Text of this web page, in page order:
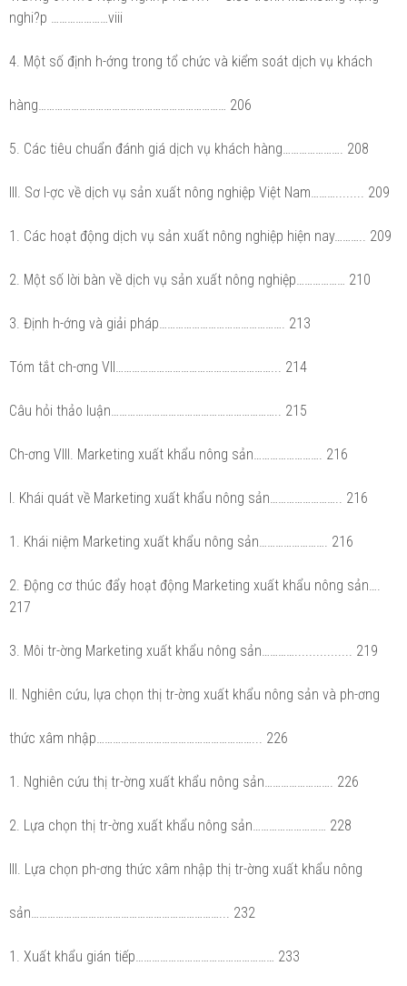
nghi?p …………………viii
4. Một số định h-ớng trong tổ chức và kiểm soát dịch vụ khách
hàng…………………………………………………………… 206
5. Các tiêu chuẩn đánh giá dịch vụ khách hàng…………………. 208
III. Sơ l-ợc về dịch vụ sản xuất nông nghiệp Việt Nam………........ 209
1. Các hoạt động dịch vụ sản xuất nông nghiệp hiện nay……….. 209
2. Một số lời bàn về dịch vụ sản xuất nông nghiệp……………… 210
3. Định h-ớng và giải pháp………………………………………. 213
Tóm tắt ch-ơng VII…………………………………………………... 214
Câu hỏi thảo luận…………………………………………………….. 215
Ch-ơng VIII. Marketing xuất khẩu nông sản……………………. 216
I. Khái quát về Marketing xuất khẩu nông sản…………………….. 216
1. Khái niệm Marketing xuất khẩu nông sản……………………. 216
2. Động cơ thúc đẩy hoạt động Marketing xuất khẩu nông sản….
217
3. Môi tr-ờng Marketing xuất khẩu nông sản…………................ 219
II. Nghiên cứu, lựa chọn thị tr-ờng xuất khẩu nông sản và ph-ơng
thức xâm nhập…………………………………………………... 226
1. Nghiên cứu thị tr-ờng xuất khẩu nông sản……………………. 226
2. Lựa chọn thị tr-ờng xuất khẩu nông sản……………………… 228
III. Lựa chọn ph-ơng thức xâm nhập thị tr-ờng xuất khẩu nông
sản……………………………………………………………... 232
1. Xuất khẩu gián tiếp…………………………………………… 233